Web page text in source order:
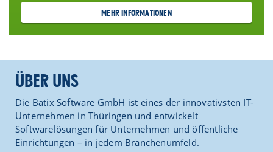
MEHR INFORMATIONEN
ÜBER UNS
Die Batix Software GmbH ist eines der innovativsten IT-
Unternehmen in Thüringen und entwickelt
Softwarelösungen für Unternehmen und öffentliche
Einrichtungen – in jedem Branchenumfeld.